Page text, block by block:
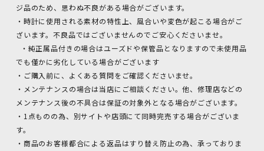
ジ品のため、思わぬ不良がある場合がございます。
・時計に使用される素材の特性上、風合いや変色が起こる場合がご
ざいます。不良品ではございませんのでご安心くださいませ。
・純正属品付きの場合はユーズドや保管品となりますので未使用品
でも僅かに劣化している場合がございます
・ご購入前に、よくある質問をご確認くださいませ。
・メンテナンスの場合は当店にご相談ください。他、修理店などの
メンテナンス後の不具合は保証の対象外となる場合がございます。
・1点ものの為、別サイトや店頭にて同時完売する場合がございま
す。
・商品のお客様都合による返品はすり替え防止の為、承っておりま